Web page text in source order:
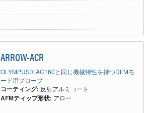
ARROW-ACR
OLYMPUS® AC160と同じ機械特性を持つDFMモ
ード用プローブ
コーティング: 反射アルミコート
AFMティップ形状: アロー